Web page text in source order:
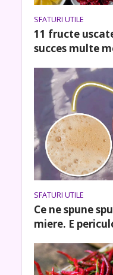
SFATURI UTILE
11 fructe
succes multe
SFATURI UTILE
Ce ne spune
miere. E